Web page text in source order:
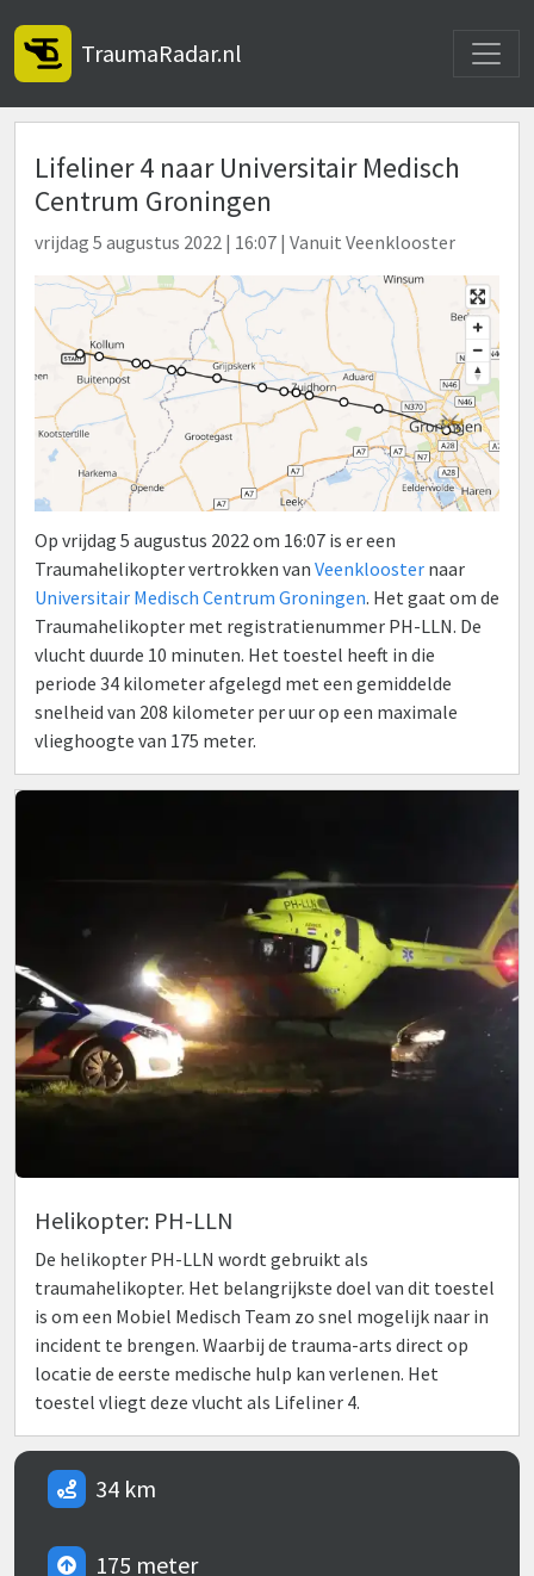
TraumaRadar.nl
Lifeliner 4 naar Universitair Medisch
Centrum Groningen
vrijdag 5 augustus 2022 | 16:07 | Vanuit Veenklooster
Op vrijdag 5 augustus 2022 om 16:07 is er een
Traumahelikopter vertrokken van Veenklooster naar
Universitair Medisch Centrum Groningen. Het gaat om de
Traumahelikopter met registratienummer PH-LLN. De
vlucht duurde 10 minuten. Het toestel heeft in die
periode 34 kilometer afgelegd met een gemiddelde
snelheid van 208 kilometer per uur op een maximale
vlieghoogte van 175 meter.
Helikopter: PH-LLN
De helikopter PH-LLN wordt gebruikt als
traumahelikopter. Het belangrijkste doel van dit toestel
is om een Mobiel Medisch Team zo snel mogelijk naar in
incident te brengen. Waarbij de trauma-arts direct op
locatie de eerste medische hulp kan verlenen. Het
toestel vliegt deze vlucht als Lifeliner 4.
34 km
175 meter